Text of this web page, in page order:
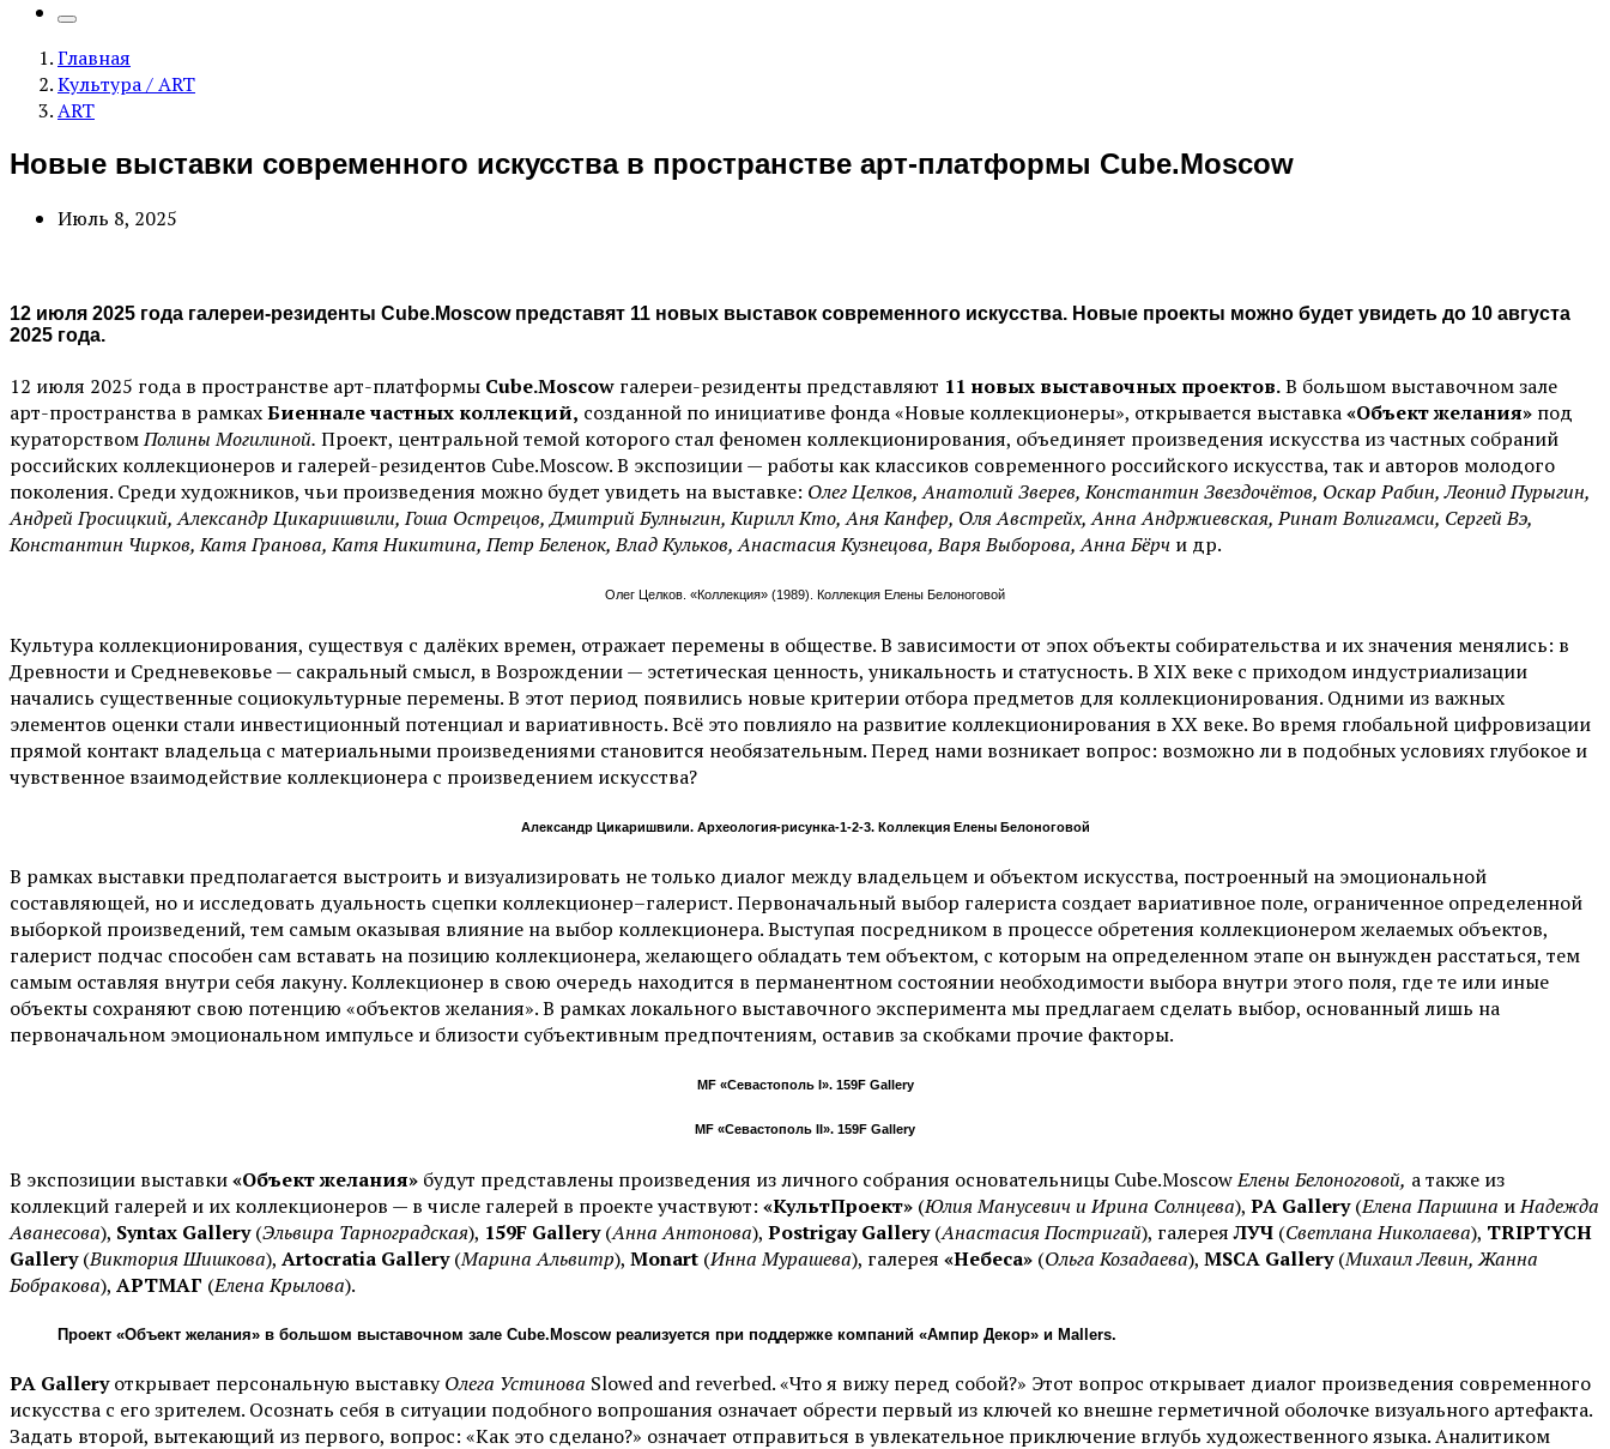
Главная
Культура / ART
ART
Новые выставки современного искусства в пространстве арт-платформы Cube.Moscow
Июль 8, 2025
12 июля 2025 года галереи-резиденты Cube.Moscow представят 11 новых выставок современного искусства. Новые проекты можно будет увидеть до 10 августа
2025 года.
12 июля 2025 года в пространстве арт-платформы Cube.Moscow галереи-резиденты представляют 11 новых выставочных проектов.В большом выставочном зале
арт-пространства в рамкахБиеннале частных коллекций, созданной по инициативе фонда «Новые коллекционеры», открывается выставка«Объект желания» под
кураторствомПолины Могилиной. Проект, центральной темой которого стал феномен коллекционирования, объединяет произведения искусства из частных собраний
российских коллекционеров и галерей-резидентов Cube.Moscow. В экспозиции — работы как классиков современного российского искусства, так и авторов молодого
поколения. Среди художников, чьи произведения можно будет увидеть на выставке: Олег Целков, Анатолий Зверев, Константин Звездочётов, Оскар Рабин, Леонид Пурыгин,
Андрей Гросицкий, Александр Цикаришвили, Гоша Острецов, Дмитрий Булныгин, Кирилл Кто, Аня Канфер, Оля Австрейх, Анна Андржиевская, Ринат Волигамси, Сергей Вэ,
Константин Чирков, Катя Гранова, Катя Никитина, Петр Беленок, Влад Кульков, Анастасия Кузнецова, Варя Выборова, Анна Бёрч и др.
Олег Целков. «Коллекция» (1989). Коллекция Елены Белоноговой
Культура коллекционирования, существуя с далёких времен, отражает перемены в обществе. В зависимости от эпох объекты собирательства и их значения менялись: в
Древности и Средневековье — сакральный смысл, в Возрождении — эстетическая ценность, уникальность и статусность. В XIX веке с приходом индустриализации
начались существенные социокультурные перемены. В этот период появились новые критерии отбора предметов для коллекционирования. Одними из важных
элементов оценки стали инвестиционный потенциал и вариативность. Всё это повлияло на развитие коллекционирования в XX веке. Во время глобальной цифровизации
прямой контакт владельца с материальными произведениями становится необязательным. Перед нами возникает вопрос: возможно ли в подобных условиях глубокое и
чувственное взаимодействие коллекционера с произведением искусства?
Александр Цикаришвили. Археология-рисунка-1-2-3. Коллекция Елены Белоноговой
В рамках выставки предполагается выстроить и визуализировать не только диалог между владельцем и объектом искусства, построенный на эмоциональной
составляющей, но и исследовать дуальность сцепки коллекционер–галерист. Первоначальный выбор галериста создает вариативное поле, ограниченное определенной
выборкой произведений, тем самым оказывая влияние на выбор коллекционера. Выступая посредником в процессе обретения коллекционером желаемых объектов,
галерист подчас способен сам вставать на позицию коллекционера, желающего обладать тем объектом, с которым на определенном этапе он вынужден расстаться, тем
самым оставляя внутри себя лакуну. Коллекционер в свою очередь находится в перманентном состоянии необходимости выбора внутри этого поля, где те или иные
объекты сохраняют свою потенцию «объектов желания». В рамках локального выставочного эксперимента мы предлагаем сделать выбор, основанный лишь на
первоначальном эмоциональном импульсе и близости субъективным предпочтениям, оставив за скобками прочие факторы.
MF «Севастополь I». 159F Gallery
MF «Севастополь II». 159F Gallery
В экспозиции выставки«Объект желания» будут представлены произведения из личного собрания основательницы Cube.MoscowЕлены Белоноговой, а также из
коллекций галерей и их коллекционеров — в числе галерей в проекте участвуют: «КультПроект» (Юлия Манусевич и Ирина Солнцева), PA Gallery(Елена Паршина иНадежда
Аванесова), Syntax Gallery(Эльвира Тарноградская), ⁠ 159F Gallery(Анна Антонова), Postrigay Gallery(Анастасия Постригай), галереяЛУЧ (Светлана Николаева), TRIPTYCH
Gallery(Виктория Шишкова), Artocratia Gallery(Марина Альвитр), Monart (Инна Мурашева), галерея «Небеса» (Ольга Козадаева), MSCA Gallery(Михаил Левин, Жанна
Бобракова), АРТМАГ (Елена Крылова).
Проект «Объект желания» в большом выставочном зале Cube.Moscow реализуется при поддержке компаний «Ампир Декор» и Mallers.
PA Galleryоткрывает персональную выставкуОлега Устинова Slowed and reverbed. «Что я вижу перед собой?» Этот вопрос открывает диалог произведения современного
искусства с его зрителем. Осознать себя в ситуации подобного вопрошания означает обрести первый из ключей ко внешне герметичной оболочке визуального артефакта.
Задать второй, вытекающий из первого, вопрос: «Как это сделано?» означает отправиться в увлекательное приключение вглубь художественного языка. Аналитиком